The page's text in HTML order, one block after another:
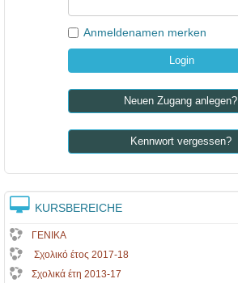
Anmeldenamen merken
Neuen Zugang anlegen?
Kennwort vergessen?
KURSBEREICHE
ΓΕΝΙΚΑ
Σχολικό έτος 2017-18
Σχολικά έτη 2013-17